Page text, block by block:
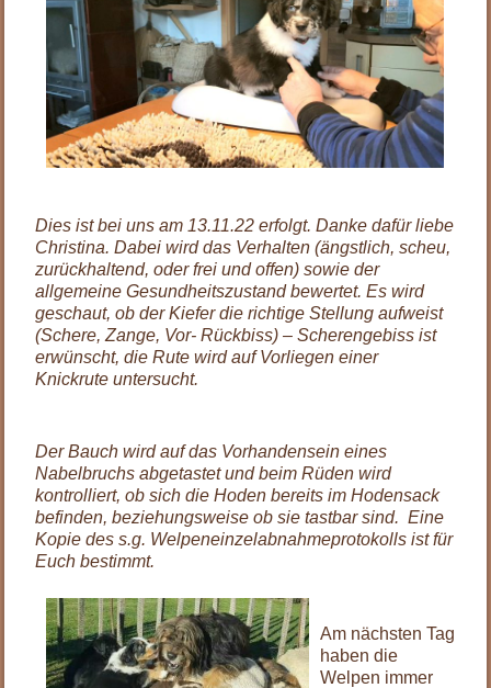
Dies ist bei uns am 13.11.22 erfolgt. Danke dafür liebe
Christina. Dabei wird das Verhalten (ängstlich, scheu,
zurückhaltend, oder frei und offen) sowie der
allgemeine Gesundheitszustand bewertet. Es wird
geschaut, ob der Kiefer die richtige Stellung aufweist
(Schere, Zange, Vor- Rückbiss) – Scherengebiss ist
erwünscht, die Rute wird auf Vorliegen einer
Knickrute untersucht.
Der Bauch wird auf das Vorhandensein eines
Nabelbruchs abgetastet und beim Rüden wird
kontrolliert, ob sich die Hoden bereits im Hodensack
befinden, beziehungsweise ob sie tastbar sind. Eine
Kopie des s.g. Welpeneinzelabnahmeprotokolls ist für
Euch bestimmt.
Am nächsten Tag
haben die
Welpen immer